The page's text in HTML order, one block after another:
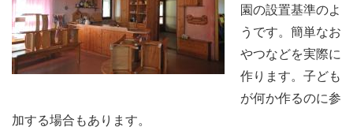
園の設置基準のよ
うです。簡単なお
やつなどを実際に
作ります。子ども
が何か作るのに参
加する場合もあります。